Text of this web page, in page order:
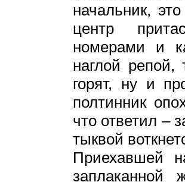
начальник,
центр
номерами и
наглой
горят, ну и
полтинник
что ответил –
тыквой
Приехавшей
заплаканной